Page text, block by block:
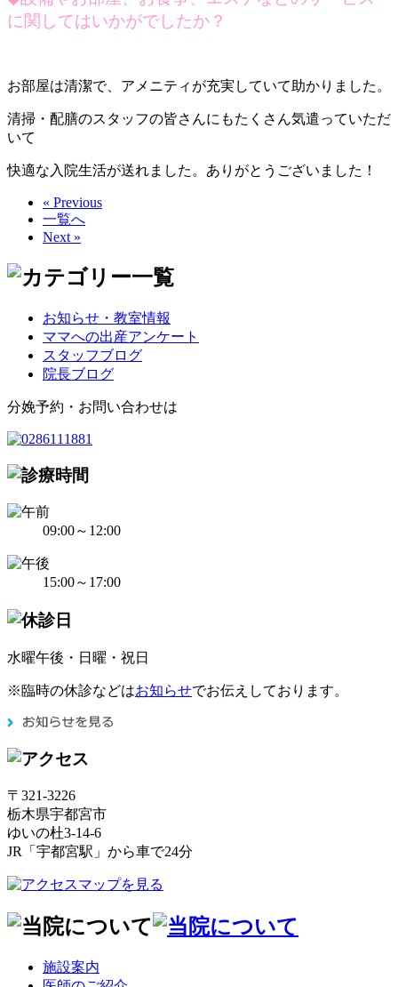
に関してはいかがでしたか？
お部屋は清潔で、アメニティが充実していて助かりました。
清掃・配膳のスタッフの皆さんにもたくさん気遣っていただ
いて
快適な入院生活が送れました。ありがとうございました！
« Previous
一覧へ
Next »
お知らせ・教室情報
ママへの出産アンケート
スタッフブログ
院長ブログ
分娩予約・お問い合わせは
09:00～12:00
15:00～17:00
水曜午後・日曜・祝日
※臨時の休診などはお知らせでお伝えしております。
〒321-3226
栃木県宇都宮市
ゆいの杜3-14-6
JR「宇都宮駅」から車で24分
施設案内